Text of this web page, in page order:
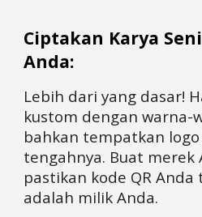
Ciptakan Karya
Anda:
Lebih dari yang dasar!
kustom dengan warna-
bahkan tempatkan
tengahnya. Buat merek
pastikan kode QR
adalah milik Anda.